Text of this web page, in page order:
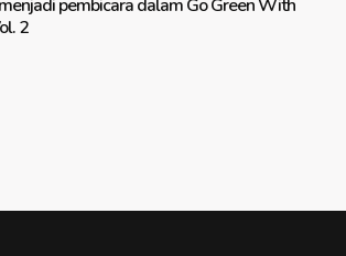
pembicara dalam Go Green With
2